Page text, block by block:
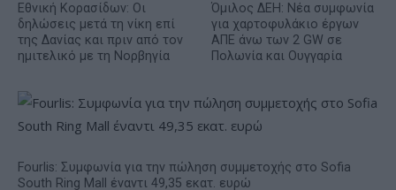
Εθνική Κορασίδων: Οι
δηλώσεις μετά τη νίκη επί
της Δανίας και πριν από τον
ημιτελικό με τη Νορβηγία
Όμιλος ΔΕΗ: Νέα συμφωνία
για χαρτοφυλάκιο έργων
ΑΠΕ άνω των 2 GW σε
Πολωνία και Ουγγαρία
Fourlis: Συμφωνία για την πώληση συμμετοχής στο Sofia
South Ring Mall έναντι 49,35 εκατ. ευρώ